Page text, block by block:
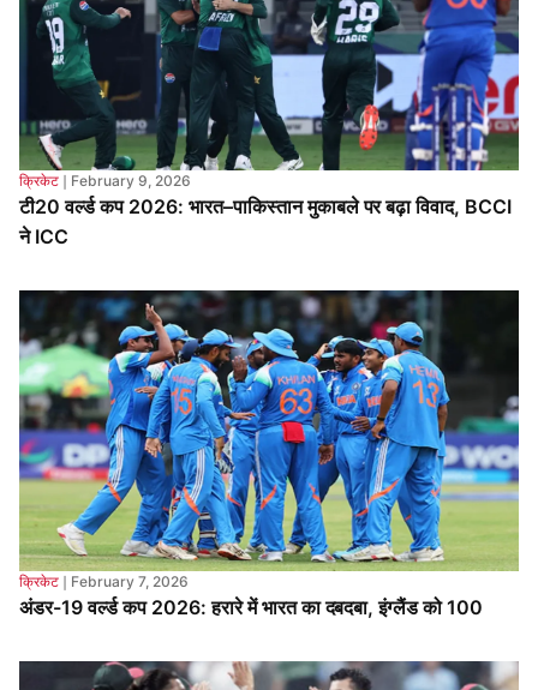
क्रिकेट❘ February 9, 2026
टी20 वर्ल्ड कप 2026: भारत–पाकिस्तान मुकाबले पर बढ़ा विवाद, BCCI
क्रिकेट ❘February 7, 2026
अंडर-19 वर्ल्ड कप 2026: हरारे में भारत का दबदबा, इंग्लैंड को 100